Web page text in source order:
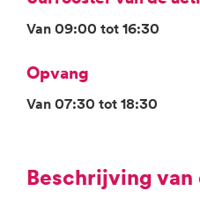
Van 09:00 tot 16:30
Opvang
Van 07:30 tot 18:30
Beschrijving